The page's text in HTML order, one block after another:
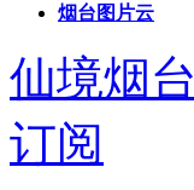
烟台图片云
仙境烟
订阅